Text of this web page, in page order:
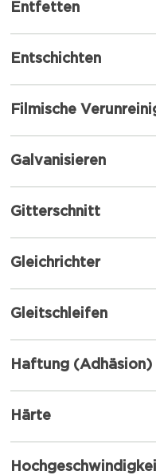
Entfetten
Entschichten
Filmische
Galvanisieren
Gitterschnitt
Gleichrichter
Gleitschleifen
Haftung (Adhäsion)
Härte